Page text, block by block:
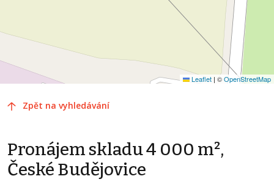
Leaflet | ©OpenStreetMap
Zpět na vyhledávání
Pronájem skladu 4 000 m²,
České Budějovice